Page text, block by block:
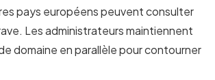
pays européens peuvent consulter
Les administrateurs maintiennent
domaine en parallèle pour contourner